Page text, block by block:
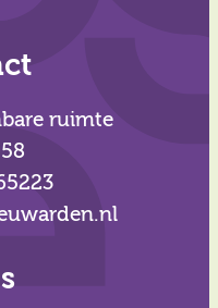
ruimte